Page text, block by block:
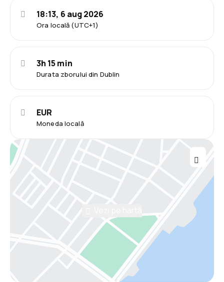
Ora locală (UTC+1)
18:13, 6 aug 2026
Durata zborului din Dublin
3h 15 min
Moneda locală
EUR